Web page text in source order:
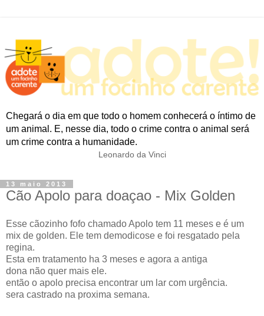
Chegará o dia em que todo o homem conhecerá o íntimo de
um animal. E, nesse dia, todo o crime contra o animal será
um crime contra a humanidade.
Leonardo da Vinci
13 maio 2013
Cão Apolo para doaçao - Mix Golden
Esse cãozinho fofo chamado Apolo tem 11 meses e é um
mix de golden. Ele tem demodicose e foi resgatado pela
regina.
Esta em tratamento ha 3 meses e agora a antiga
dona não quer mais ele.
então o apolo precisa encontrar um lar com urgência.
sera castrado na proxima semana.